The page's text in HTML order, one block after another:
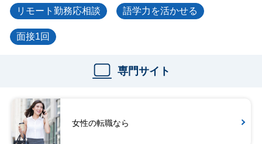
リモート勤務応相談 語学力を活かせる
面接1回
専門サイト
女性の転職なら